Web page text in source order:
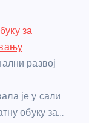
за
развој
је у сали
обуку за…